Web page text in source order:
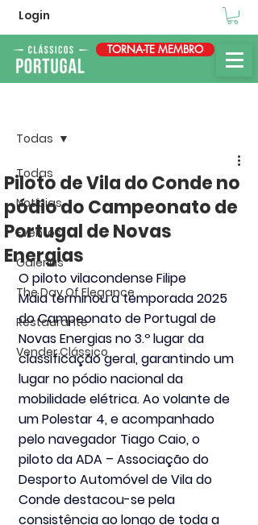
Login
TORNA-TE MEMBRO
Todas
Notícias
Eventos
Galerias
The Day Of Elegance
Restaurante
Vender Clássico
Todas
Piloto de Vila do Conde no
pódio do Campeonato de
Portugal de Novas
Energias
O piloto vilacondense Filipe
Maia terminou a temporada 2025
do Campeonato de Portugal de
Novas Energias no 3.º lugar da
classificação geral, garantindo um
lugar no pódio nacional da
mobilidade elétrica. Ao volante de
um Polestar 4, e acompanhado
pelo navegador Tiago Caio, o
piloto da ADA – Associação do
Desporto Automóvel de Vila do
Conde destacou-se pela
consistência ao longo de toda a